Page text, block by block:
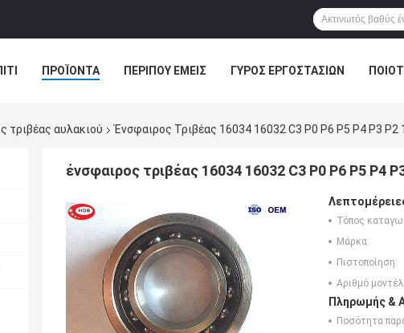
ΠΡΟΪΌΝΤΑ ΠΕΡΊΠΟΥ ΕΜΕΊΣ ΓΎΡΟΣ ΕΡΓΟΣΤΑΣΊΩΝ
τριβέας αυλακιού Ένσφαιρος Τριβέας 16034 16032 C3 P0 P6 P5 P4 P3
ένσφαιρος τριβέας 16034 16032 C3 P0 P6 P5 P4
Τόπος
Μάρκα:
Πιστοποίηση:
Αριθμό
Πληρωμής &
Ποσότητα